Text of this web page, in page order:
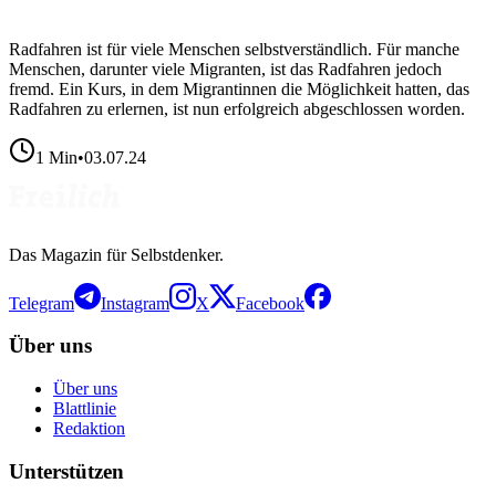
Radfahren ist für viele Menschen selbstverständlich. Für manche
Menschen, darunter viele Migranten, ist das Radfahren jedoch
fremd. Ein Kurs, in dem Migrantinnen die Möglichkeit hatten, das
Radfahren zu erlernen, ist nun erfolgreich abgeschlossen worden.
1 Min•03.07.24
Das Magazin für Selbstdenker.
Telegram Instagram X Facebook
Über uns
Über uns
Blattlinie
Redaktion
Unterstützen